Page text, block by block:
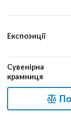
Експозиції
Сувенірна
крамниця